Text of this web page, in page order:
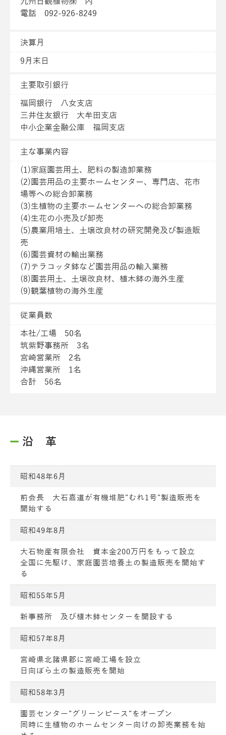
電話 092-926-8249
決算月
9月末日
主要取引銀行
福岡銀行 八女支店
三井住友銀行 大牟田支店
中小企業金融公庫 福岡支店
主な事業内容
(1)家庭園芸用土、肥料の製造卸業務
(2)園芸用品の主要ホームセンター、専門店、花市
場等への総合卸業務
(3)生植物の主要ホームセンターへの総合卸業務
(4)生花の小売及び卸売
(5)農業用培土、土壌改良材の研究開発及び製造販
売
(6)園芸資材の輸出業務
(7)テラコッタ鉢など園芸用品の輸入業務
(8)園芸用土、土壌改良材、植木鉢の海外生産
(9)観葉植物の海外生産
従業員数
本社/工場 50名
筑紫野事務所 3名
宮崎営業所 2名
沖縄営業所 1名
合計 56名
沿 革
昭和48年6月
前会長 大石嘉道が有機堆肥”むれ1号”製造販売を
開始する
昭和49年8月
大石物産有限会社 資本金200万円をもって設立
全国に先駆け、家庭園芸培養土の製造販売を開始す
る
昭和55年5月
新事務所 及び植木鉢センターを開設する
昭和57年8月
宮崎県北諸県郡に宮崎工場を設立
日向ぼら土の製造販売を開始
昭和58年3月
園芸センター”グリーンピース”をオープン
同時に生植物のホームセンター向けの卸売業務を始